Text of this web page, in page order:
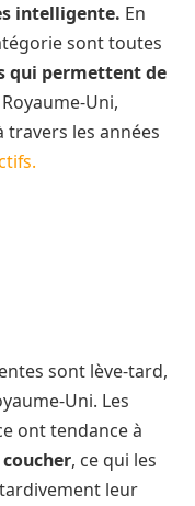
intelligente. En
sont toutes
qui permettent de
Uni,
travers les années
sont lève-tard,
Uni. Les
ont tendance à
, ce qui les
leur